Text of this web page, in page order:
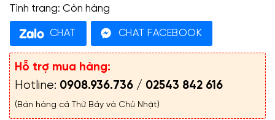
Tình trạng: Còn hàng
CHAT CHAT FACEBOOK
Hỗ trợ mua hàng:
Hotline: 0908.936.736 / 02543 842 616
(Bán hàng cả Thứ Bảy và Chủ Nhật)